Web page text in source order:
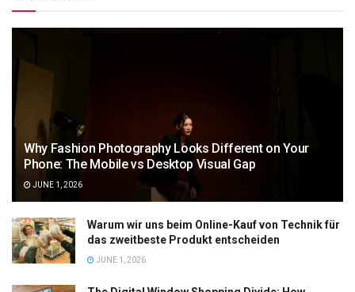
Why Fashion Photography Looks Different on Your
Phone: The Mobile vs Desktop Visual Gap
JUNE 1, 2026
Warum wir uns beim Online-Kauf von Technik für
das zweitbeste Produkt entscheiden
JUNE 1, 2026